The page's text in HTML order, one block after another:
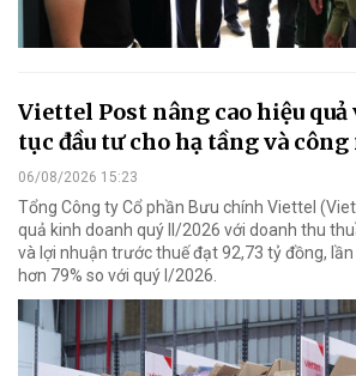
Viettel Post nâng cao hiệu
tục đầu tư cho hạ tầng và
06/08/2026 15:23
Tổng Công ty Cổ phần Bưu chính Viettel
quả kinh doanh quý II/2026 với doanh thu
và lợi nhuận trước thuế đạt 92,73 tỷ đồng,
hơn 79% so với quý I/2026.